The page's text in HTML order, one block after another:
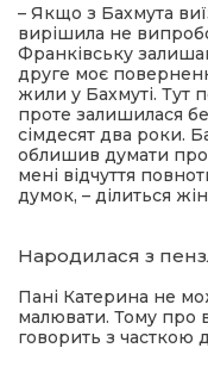
– Якщо з Бахмута
вирішила не
Франківську
друге моє
жили у Бахмуті. Тут
проте залишилася
сімдесят два роки.
облишив думати
мені відчуття
думок, – ділиться
Народилася з
Пані Катерина не
малювати. Тому про
говорить з часткою